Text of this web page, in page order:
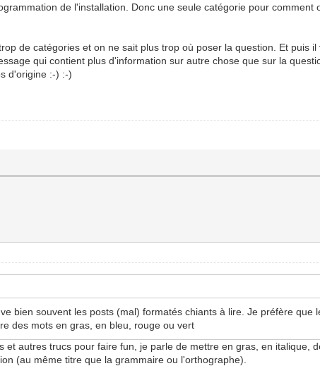
de l'installation. Donc une seule catégorie pour
de catégories et on ne sait plus trop où poser la question. Et puis
qui contient plus d'information sur autre chose que sur la
d'origine :-) :-)
bien souvent les posts (mal) formatés chiants à lire. Je préfère que
des mots en gras, en bleu, rouge ou vert
autres trucs pour faire fun, je parle de mettre en gras, en italique,
(au même titre que la grammaire ou l'orthographe).